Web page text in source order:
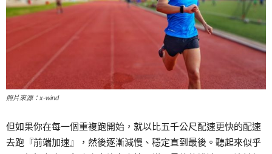
照片來源：x-wind
但如果你在每一個重複跑開始，就以比五千公尺配速更快的配速
去跑『前端加速』，然後逐漸減慢、穩定直到最後。聽起來似乎